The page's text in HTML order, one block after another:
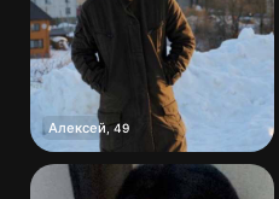
Алексей ,49